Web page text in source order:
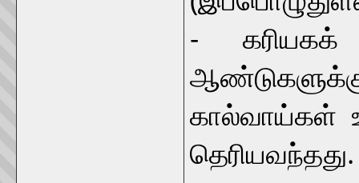
-
கால்வாய்கள்
தெரியவந்தது.